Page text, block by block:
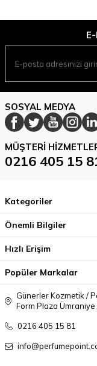
SOSYAL MEDYA
MÜŞTERI
0216 405 15
Kategoriler
Önemli Bilgiler
Hızlı Erişim
Popüler Markalar
Günerler Kozmetik /
Form Plaza Ümraniye
0216 405 15 81